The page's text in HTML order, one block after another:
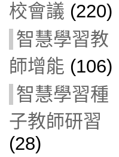
校會議 (220)
智慧學習教
師增能 (106)
智慧學習種
子教師研習
(28)